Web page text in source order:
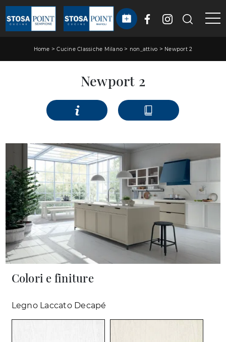
Home >Cucine Classiche Milano > non_attivo > Newport 2
Newport 2
Colori e finiture
Legno Laccato Decapé